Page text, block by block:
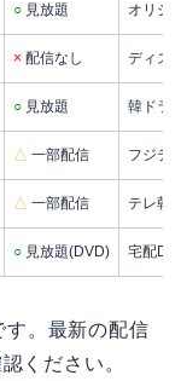
○ 見放題 オリジ
× 配信なし ディズ
○ 見放題 韓ドラ
△ 一部配信 フジテ
△ 一部配信 テレ朝
○ 見放題(DVD) 宅配
。最新の配信
ください。